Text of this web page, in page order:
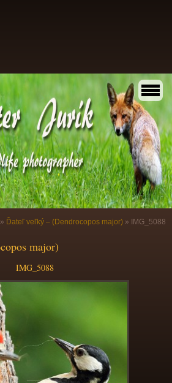
» Ďateľ veľký – (Dendrocopos major) » IMG_5088
major)
IMG_5088